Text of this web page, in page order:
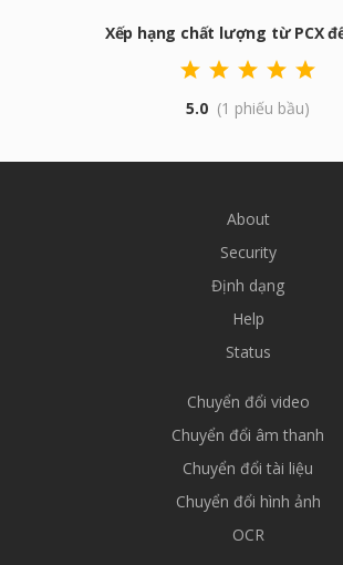
Xếp hạng chất lượng từ PCX
5.0 (1 phiếu bầu)
About
Security
Định dạng
Help
Status
Chuyển đổi video
Chuyển đổi âm thanh
Chuyển đổi tài liệu
Chuyển đổi hình ảnh
OCR